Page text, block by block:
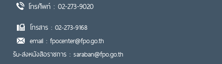
โทรศัพท์ : 02-273-9020
โทรสาร : 02-273-9168
email : fpocenter@fpo.go.th
รับ-ส่งหนังสือราชการ : saraban@fpo.go.th